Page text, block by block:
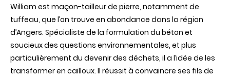
William est maçon-tailleur de pierre, notamment de
tuffeau, que l’on trouve en abondance dans la région
d’Angers. Spécialiste de la formulation du béton et
soucieux des questions environnementales, et plus
particulièrement du devenir des déchets, il a l’idée de les
transformer en cailloux. Il réussit à convaincre ses fils de